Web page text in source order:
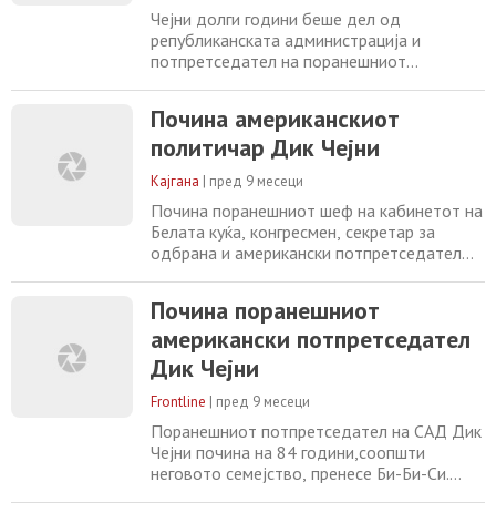
Чејни долги години беше дел од
републиканската администрација и
потпретседател на поранешниот
централна фигура во инвазијата на Ирак во
2003 година од страна на САД и
сојузничките сили. Чејни, исто така, беше
министер за одбрана под Џорџ Буш
постариот, помеѓу 1989 и 1993 година
Почина американскиот
политичар Дик Чејни
Кајгана | пред 9 месеци
Почина поранешниот шеф на кабинетот на
Белата куќа, конгресмен, секретар за
одбрана и американски потпретседател
Белата куќа за време на Ричард Никсон,
началник на кабинетот на Белата куќа во
времето на Џералд Форд, секретар за
одбрана на Џорџ Х.В. Буш и
потпретседател на
Почина поранешниот
американски потпретседател
Дик Чејни
Frontline | пред 9 месеци
Поранешниот потпретседател на САД Дик
Чејни почина на 84 години,соопшти
неговото семејство, пренесе Би-Би-Си.